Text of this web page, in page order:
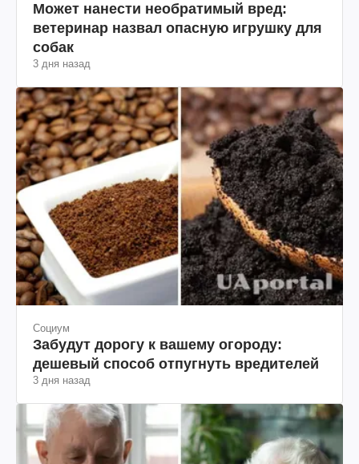
Может нанести необратимый вред:
ветеринар назвал опасную игрушку для
собак
3 дня назад
Социум
Забудут дорогу к вашему огороду:
дешевый способ отпугнуть вредителей
3 дня назад